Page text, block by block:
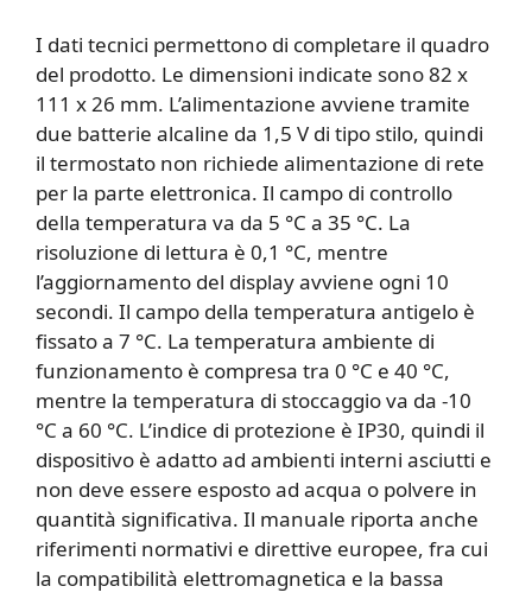
I dati tecnici permettono di completare il quadro
del prodotto. Le dimensioni indicate sono 82 x
111 x 26 mm. L’alimentazione avviene tramite
due batterie alcaline da 1,5 V di tipo stilo, quindi
il termostato non richiede alimentazione di rete
per la parte elettronica. Il campo di controllo
della temperatura va da 5 °C a 35 °C. La
risoluzione di lettura è 0,1 °C, mentre
l’aggiornamento del display avviene ogni 10
secondi. Il campo della temperatura antigelo è
fissato a 7 °C. La temperatura ambiente di
funzionamento è compresa tra 0 °C e 40 °C,
mentre la temperatura di stoccaggio va da -10
°C a 60 °C. L’indice di protezione è IP30, quindi il
dispositivo è adatto ad ambienti interni asciutti e
non deve essere esposto ad acqua o polvere in
quantità significativa. Il manuale riporta anche
riferimenti normativi e direttive europee, fra cui
la compatibilità elettromagnetica e la bassa